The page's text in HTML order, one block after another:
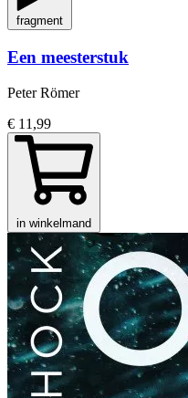
fragment
Een meesterstuk
Peter Römer
€ 11,99
in winkelmand